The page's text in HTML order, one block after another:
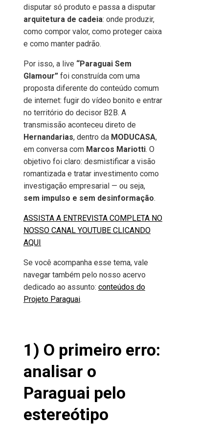
disputar só produto e passa a disputar
arquitetura de cadeia: onde produzir,
como compor valor, como proteger caixa
e como manter padrão.
Por isso, a live “Paraguai Sem
Glamour” foi construída com uma
proposta diferente do conteúdo comum
de internet: fugir do vídeo bonito e entrar
no território do decisor B2B. A
transmissão aconteceu direto de
Hernandarias, dentro da MODUCASA,
em conversa com Marcos Mariotti. O
objetivo foi claro: desmistificar a visão
romantizada e tratar investimento como
investigação empresarial — ou seja,
sem impulso e sem desinformação.
ASSISTA A ENTREVISTA COMPLETA NO
NOSSO CANAL YOUTUBE CLICANDO
AQUI
Se você acompanha esse tema, vale
navegar também pelo nosso acervo
dedicado ao assunto: conteúdos do
Projeto Paraguai.
1) O primeiro erro:
analisar o
Paraguai pelo
estereótipo